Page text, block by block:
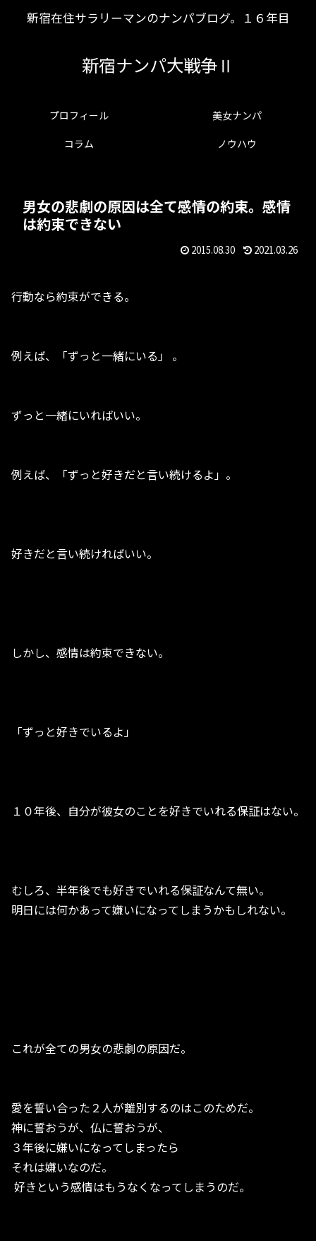
新宿在住サラリーマンのナンパブログ。１６年目
新宿ナンパ大戦争Ⅱ
プロフィール
美女ナンパ
コラム
ノウハウ
男女の悲劇の原因は全て感情の約束。感情
は約束できない
2015.08.30 2021.03.26
行動なら約束ができる。
例えば、「ずっと一緒にいる」 。
ずっと一緒にいればいい。
例えば、「ずっと好きだと言い続けるよ」。
好きだと言い続ければいい。
しかし、感情は約束できない。
「ずっと好きでいるよ」
１０年後、自分が彼女のことを好きでいれる保証はない。
むしろ、半年後でも好きでいれる保証なんて無い。
明日には何かあって嫌いになってしまうかもしれない。
これが全ての男女の悲劇の原因だ。
愛を誓い合った２人が離別するのはこのためだ。
神に誓おうが、仏に誓おうが、
３年後に嫌いになってしまったら
それは嫌いなのだ。
好きという感情はもうなくなってしまうのだ。